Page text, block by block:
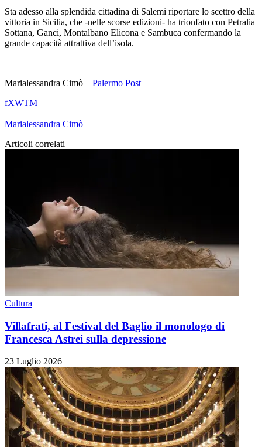
Sta adesso alla splendida cittadina di Salemi riportare lo scettro della
vittoria in Sicilia, che -nelle scorse edizioni- ha trionfato con Petralia
Sottana, Ganci, Montalbano Elicona e Sambuca confermando la
grande capacità attrattiva dell’isola.
Marialessandra Cimò – Palermo Post
fXWTM
Marialessandra Cimò
Articoli correlati
Cultura
Villafrati, al Festival del Baglio il monologo di
Francesca Astrei sulla depressione
23 Luglio 2026